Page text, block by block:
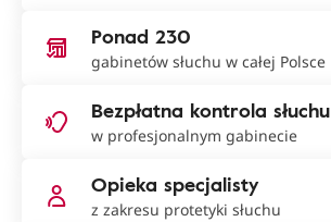
Ponad 230
gabinetów słuchu w całej Polsce
Bezpłatna kontrola słuchu
w profesjonalnym gabinecie
Opieka specjalisty
z zakresu protetyki słuchu